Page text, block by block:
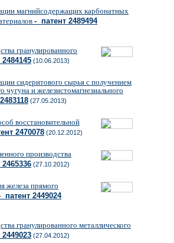
магнийсодержащих карбонатных
- патент 2489494
гранулированного
(10.06.2013)
сидеритового сырья с получением
чугуна и железистомагнезиального
(27.05.2013)
восстановительной
2470078 (20.12.2012)
производства
(27.10.2012)
железа прямого
патент 2449024
гранулированного металлического
(27.04.2012)